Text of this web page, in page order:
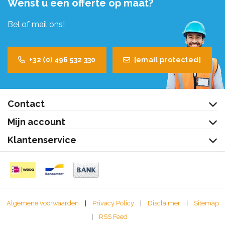
Wenst u een offerte op maat?
Bel of mail ons!
+32 (0) 496 532 330 [email protected]
Contact
Mijn account
Klantenservice
Algemene voorwaarden Privacy Policy Disclaimer
Sitemap
RSS Feed